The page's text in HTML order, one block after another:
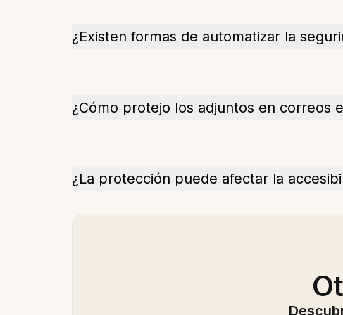
¿Existen formas de automatizar la
¿Cómo protejo los adjuntos en correos
¿La protección puede afectar la